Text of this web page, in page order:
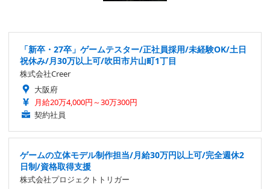
「新卒・27卒」ゲームテスター/正社員採用/未経験OK/土日
祝休み/月30万以上可/吹田市片山町1丁目
株式会社Creer
大阪府
月給20万4,000円～30万300円
契約社員
ゲームの立体モデル制作担当/月給30万円以上可/完全週休2
日制/資格取得支援
株式会社プロジェクトトリガー